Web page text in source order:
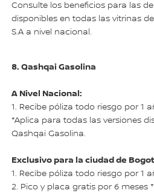
Consulte los beneficios para las
disponibles en todas las vitrinas de
S.A a nivel nacional.
8. Qashqai Gasolina
A Nivel Nacional:
1. Recibe póliza todo riesgo por 1
*Aplica para todas las versiones
Qashqai Gasolina.
Exclusivo para la ciudad de
1. Recibe póliza todo riesgo por 1
2. Pico y placa gratis por 6 meses